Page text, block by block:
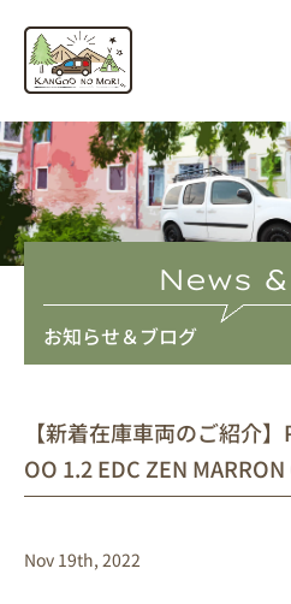
キ
ッ
プ
News
お知らせ＆ブログ
【新着在庫車両のご紹介
OO 1.2 EDC ZEN
Nov 19th, 2022